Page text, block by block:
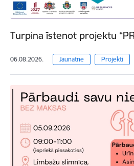
Turpina īstenot projektu
06.08.2026. Jaunatne Projekti